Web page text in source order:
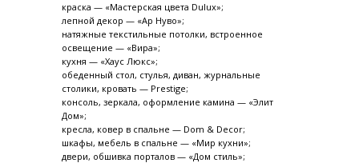
краска — «Мастерская цвета Dulux»;
лепной декор — «Ар Нуво»;
натяжные текстильные потолки, встроенное
освещение — «Вира»;
кухня — «Хаус Люкс»;
обеденный стол, стулья, диван, журнальные
столики, кровать — Prestige;
консоль, зеркала, оформление камина — «Элит
Дом»;
кресла, ковер в спальне — Dom & Decor;
шкафы, мебель в спальне — «Мир кухни»;
двери, обшивка порталов — «Дом стиль»;